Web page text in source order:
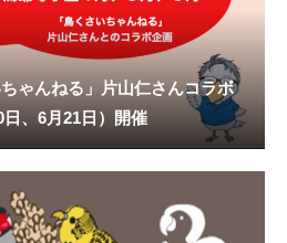
ゃんねる」片山仁さんコラボ
、6月21日）開催